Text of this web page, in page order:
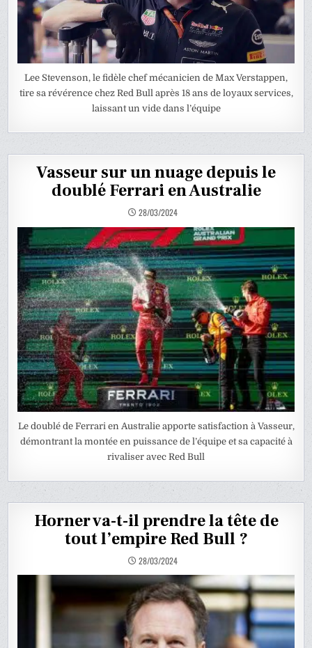
Lee Stevenson, le fidèle chef mécanicien de Max Verstappen,
tire sa révérence chez Red Bull après 18 ans de loyaux services,
laissant un vide dans l’équipe
Vasseur sur un nuage depuis le
doublé Ferrari en Australie
28/03/2024
Le doublé de Ferrari en Australie apporte satisfaction à Vasseur,
démontrant la montée en puissance de l’équipe et sa capacité à
rivaliser avec Red Bull
Horner va-t-il prendre la tête de
tout l’empire Red Bull ?
28/03/2024